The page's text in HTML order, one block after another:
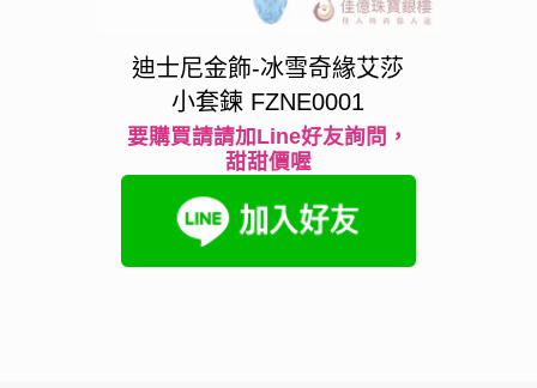
迪士尼金飾-冰雪奇緣艾莎
小套鍊 FZNE0001
要購買請請加Line好友詢問，
甜甜價喔